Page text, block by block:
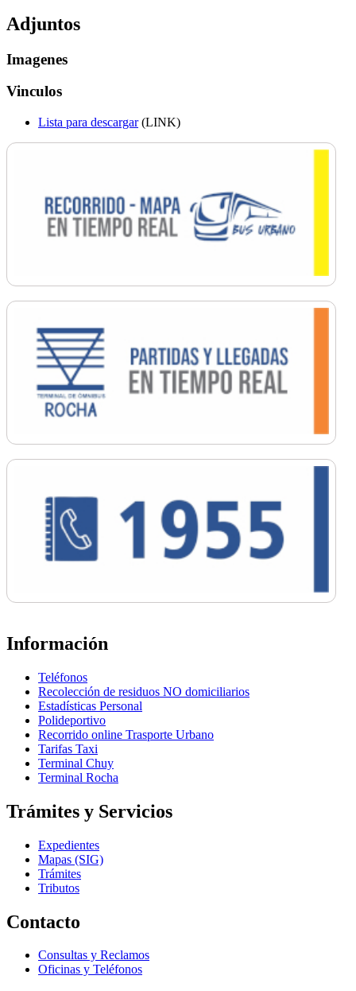
Adjuntos
Imagenes
Vinculos
Lista para descargar(LINK)
Información
Teléfonos
Recolección de residuos NO domiciliarios
Estadísticas Personal
Polideportivo
Recorrido online Trasporte Urbano
Tarifas Taxi
Terminal Chuy
Terminal Rocha
Trámites y Servicios
Expedientes
Mapas (SIG)
Trámites
Tributos
Contacto
Consultas y Reclamos
Oficinas y Teléfonos